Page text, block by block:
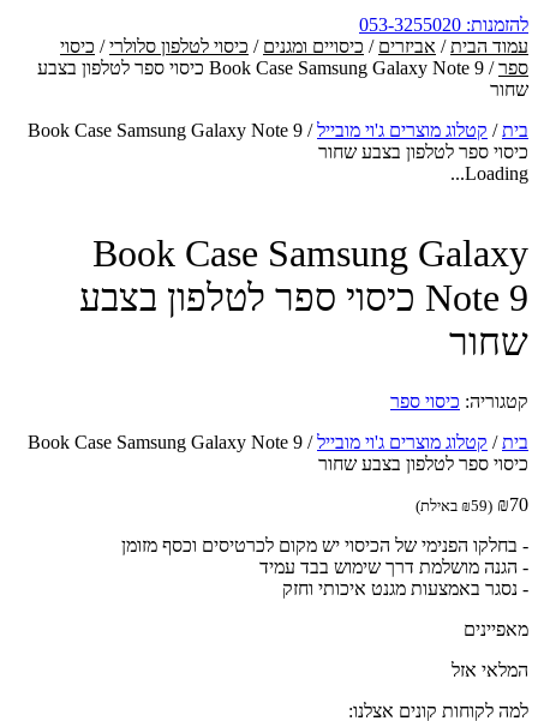
053-3255020
הבית/אביזרים/כיסויים ומגנים/כיסוי לטלפון סלולרי/כיסוי
/ Book Case Samsung Galaxy Note 9 כיסוי ספר לטלפון בצבע
/קטלוג מוצרים ג'וי מובייל/
Book Case Samsung Galaxy Note 9
ספר לטלפון בצבע שחור
Book Case Samsung
Note 9 כיסוי ספר לטלפון בצבע
כיסוי ספר
/קטלוג מוצרים ג'וי מובייל/
Book Case Samsung Galaxy Note 9
ספר לטלפון בצבע שחור
(
₪59 באילת)
הפנימי של הכיסוי יש מקום לכרטיסים וכסף מזומן
מושלמת דרך שימוש בבד עמיד
באמצעות מגנט איכותי וחזק
אזל
לקוחות קונים אצלנו: